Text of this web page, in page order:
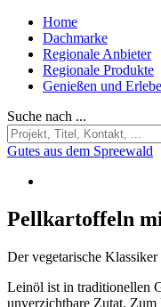
Home
Dachmarke
Regionale Anbieter
Regionale Produkte
Genießen und
Suche nach ...
Gutes aus dem Spreewald
Pellkartoffeln
Der vegetarische Klassiker
Leinöl ist in traditionellen
unverzichtbare Zutat.